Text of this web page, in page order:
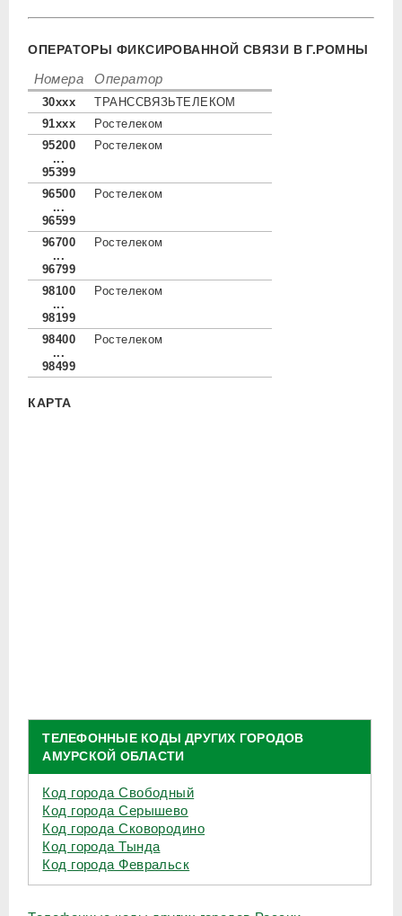
ОПЕРАТОРЫ ФИКСИРОВАННОЙ СВЯЗИ В Г.РОМНЫ
Номера Оператор
30xxx
ТРАНССВЯЗЬТЕЛЕКОМ
91xxx
Ростелеком
95200
...
95399
Ростелеком
96500
...
96599
Ростелеком
96700
...
96799
Ростелеком
98100
...
98199
Ростелеком
98400
...
98499
Ростелеком
КАРТА
ТЕЛЕФОННЫЕ КОДЫ ДРУГИХ ГОРОДОВ
АМУРСКОЙ ОБЛАСТИ
Код города Свободный
Код города Серышево
Код города Сковородино
Код города Тында
Код города Февральск